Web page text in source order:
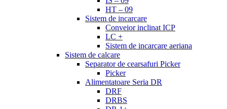
HT – 09
Sistem de incarcare
Conveior inclinat ICP
LC +
Sistem de incarcare aeriana
Sistem de calcare
Separator de cearsafuri Picker
Picker
Alimentatoare Seria DR
DRF
DRBS